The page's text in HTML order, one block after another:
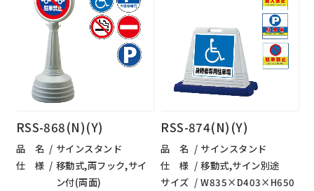
RSS-868(N)(Y)
品 名
サインスタンド
仕 様
移動式,両フック,サイ
ン付(両面)
RSS-874(N)(Y)
品 名
サインスタンド
仕 様
移動式,サイン別途
サイズ
W835×D403×H650